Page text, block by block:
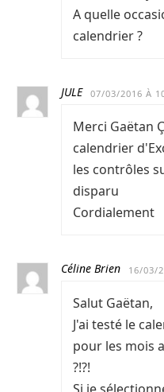
A quelle
calendrier ?
JULE 07/03/2016 À
Merci Gaëtan
calendrier
les contrôles
disparu
Cordialement
Céline Brien 16/03/
Salut Gaëtan,
J'ai testé le
pour les mois
?!?!